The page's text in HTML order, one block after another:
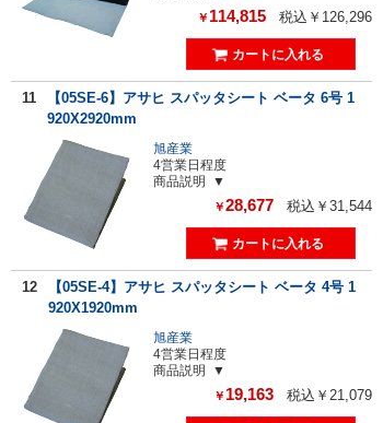
￥ 114,815 税込￥126,296
11
【05SE-6】アサヒ スパッタシート ベータ 6号 1
920X2920mm
旭産業
4営業日程度
商品説明
￥28,677 税込￥31,544
12
【05SE-4】アサヒ スパッタシート ベータ 4号 1
920X1920mm
旭産業
4営業日程度
商品説明
￥ 19,163 税込￥21,079